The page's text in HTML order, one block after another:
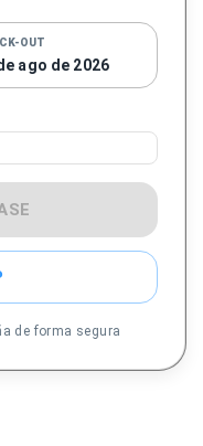
OUT
ago de 2026
de forma segura